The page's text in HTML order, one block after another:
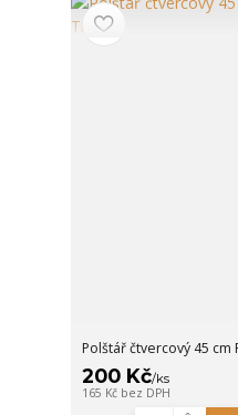
Polštář čtvercový 45
200 Kč/ks
165 Kč bez DPH